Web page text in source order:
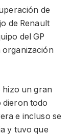
de
de Renault
del GP
organización
hizo un gran
dieron todo
e incluso se
y tuvo que